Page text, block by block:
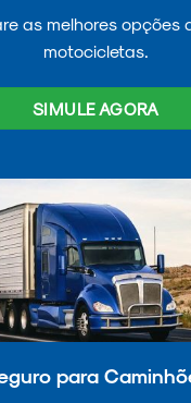
as melhores opções
motocicletas.
SIMULE AGORA
para